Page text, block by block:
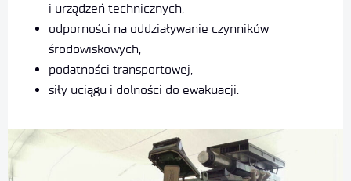
i urządzeń technicznych,
odporności na oddziaływanie czynników
środowiskowych,
podatności transportowej,
siły uciągu i dolności do ewakuacji.